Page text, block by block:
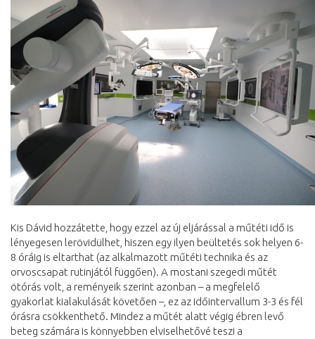
Kis Dávid hozzátette, hogy ezzel az új eljárással a műtéti idő is
lényegesen lerövidülhet, hiszen egy ilyen beültetés sok helyen 6-
8 óráig is eltarthat (az alkalmazott műtéti technika és az
orvoscsapat rutinjától függően). A mostani szegedi műtét
ötórás volt, a reményeik szerint azonban – a megfelelő
gyakorlat kialakulását követően –, ez az időintervallum 3-3 és fél
órásra csökkenthető. Mindez a műtét alatt végig ébren levő
beteg számára is könnyebben elviselhetővé teszi a